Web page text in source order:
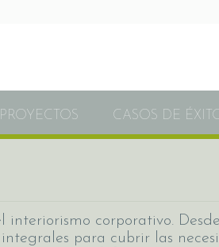
PROYECTOS CASOS DE
interiorismo corporativo.
para cubrir las